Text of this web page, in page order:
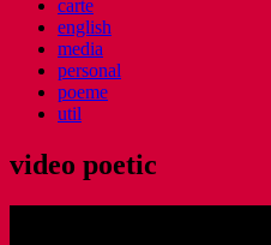
carte
english
media
personal
poeme
util
video poetic